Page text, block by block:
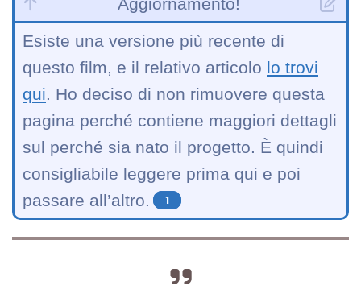
Esiste una versione più recente di
questo film, e il relativo articolo lo trovi
qui. Ho deciso di non rimuovere questa
pagina perché contiene maggiori dettagli
sul perché sia nato il progetto. È quindi
consigliabile leggere prima qui e poi
passare all’altro.
1